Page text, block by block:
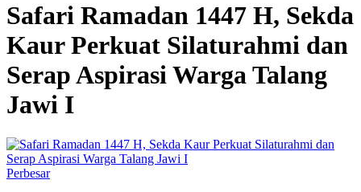
Safari Ramadan 1447 H, Sekda
Kaur Perkuat Silaturahmi dan
Serap Aspirasi Warga Talang
Jawi I
Perbesar